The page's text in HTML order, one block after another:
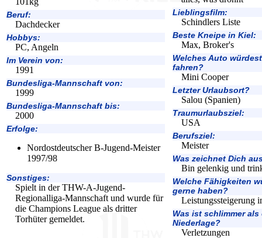
Beruf:
Dachdecker
Hobbys:
PC, Angeln
Im Verein von:
1991
Bundesliga-Mannschaft von:
1999
Bundesliga-Mannschaft bis:
2000
Erfolge:
Nordostdeutscher B-Jugend-Meister
1997/98
Sonstiges:
Spielt in der THW-A-Jugend-
Regionalliga-Mannschaft und wurde für
die Champions League als dritter
Torhüter gemeldet.
Lieblingsfilm:
Schindlers Liste
Beste Kneipe in Kiel:
Max, Broker's
Welches Auto
fahren?
Mini Cooper
Letzter Urlaubsort?
Salou (Spanien)
Traumurlaubsziel:
USA
Berufsziel:
Meister
Was zeichnet Dich
Bin gelenkig und
Welche Fähigkeiten
gerne haben?
Leistungssteigerung
Was ist schlimmer als
Niederlage?
Verletzungen